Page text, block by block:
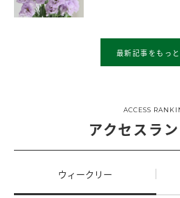
最新記事をもっ
ACCESS
アクセスラ
ウィークリー